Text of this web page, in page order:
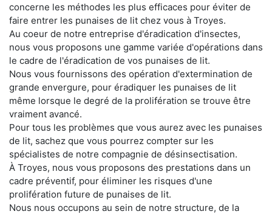
concerne les méthodes les plus efficaces pour éviter de
faire entrer les punaises de lit chez vous à Troyes.
Au coeur de notre entreprise d'éradication d'insectes,
nous vous proposons une gamme variée d'opérations dans
le cadre de l'éradication de vos punaises de lit.
Nous vous fournissons des opération d'extermination de
grande envergure, pour éradiquer les punaises de lit
même lorsque le degré de la prolifération se trouve être
vraiment avancé.
Pour tous les problèmes que vous aurez avec les punaises
de lit, sachez que vous pourrez compter sur les
spécialistes de notre compagnie de désinsectisation.
À Troyes, nous vous proposons des prestations dans un
cadre préventif, pour éliminer les risques d'une
prolifération future de punaises de lit.
Nous nous occupons au sein de notre structure, de la